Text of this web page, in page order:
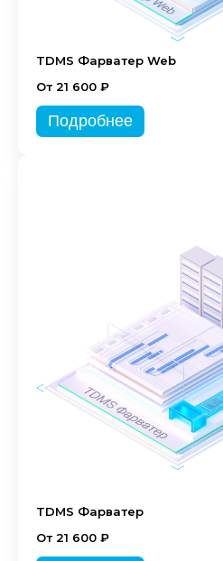
TDMS Фарватер Web
От 21 600 ₽
Подробнее
TDMS Фарватер
От 21 600 ₽